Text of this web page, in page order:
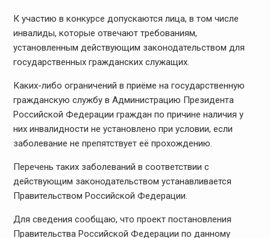
К участию в конкурсе допускаются лица, в том числе
инвалиды, которые отвечают требованиям,
установленным действующим законодательством для
государственных гражданских служащих.
Каких-либо ограничений в приёме на государственную
гражданскую службу в Администрацию Президента
Российской Федерации граждан по причине наличия у
них инвалидности не установлено при условии, если
заболевание не препятствует её прохождению.
Перечень таких заболеваний в соответствии с
действующим законодательством устанавливается
Правительством Российской Федерации.
Для сведения сообщаю, что проект постановления
Правительства Российской Федерации по данному